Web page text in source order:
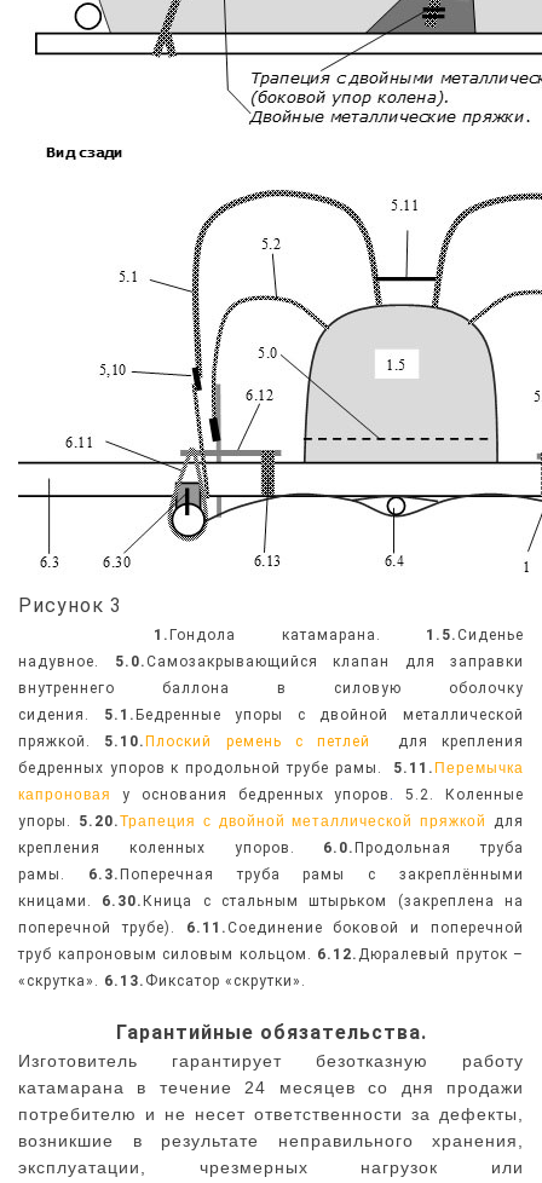
Рисунок 3
1. Гондола катамарана. 1.5. Сиденье
надувное.
5.0. Самозакрывающийся клапан
для заправки
внутреннего баллона в силовую оболочку
сидения. 5.1. Бедренные упоры с двойной металлической
пряжкой. 5.10. Плоский ремень с петлей
для крепления
бедренных упоров к продольной трубе рамы. 5.11. Перемычка
капроновая
у основания бедренных упоров .
5.2. Коленные
упоры. 5.20.Трапеция с двойной металлической пряжкой
для
крепления коленных упоров. 6.0. Продольная труба
рамы. 6.3. Поперечная труба рамы с закреплёнными
кницами. 6.30. Кница с стальным штырьком (закреплена на
поперечной трубе). 6.11. Соединение боковой и поперечной
труб капроновым силовым кольцом. 6.12. Дюралевый пруток –
«скрутка». 6.13. Фиксатор «скрутки».
Гарантийные обязательства.
Изготовитель гарантирует безотказную работу
катамарана в течение 24 месяцев со дня продажи
потребителю и не несет ответственности за дефекты,
возникшие в результате неправильного хранения,
эксплуатации, чрезмерных нагрузок или